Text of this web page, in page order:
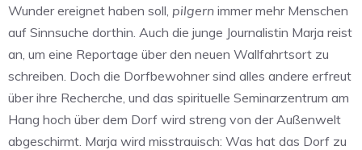
Wunder ereignet haben soll, pilgern immer mehr Menschen
auf Sinnsuche dorthin. Auch die junge Journalistin Marja reist
an, um eine Reportage über den neuen Wallfahrtsort zu
schreiben. Doch die Dorfbewohner sind alles andere erfreut
über ihre Recherche, und das spirituelle Seminarzentrum am
Hang hoch über dem Dorf wird streng von der Außenwelt
abgeschirmt. Marja wird misstrauisch: Was hat das Dorf zu